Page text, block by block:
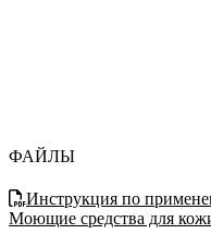
ФАЙЛЫ
Инструкция по
Моющие средства для